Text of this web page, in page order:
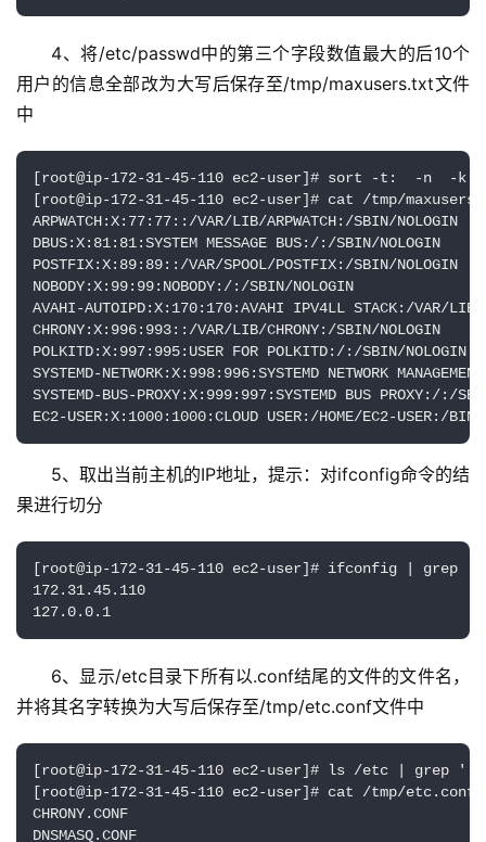
4、将/etc/passwd中的第三个字段数值最大的后10个
用户的信息全部改为大写后保存至/tmp/maxusers.txt文件
中
[root@ip-172-31-45-110 ec2-user]# sort -t:  -n  -
[root@ip-172-31-45-110 ec2-user]# cat /tmp/
ARPWATCH:X:77:77::/VAR/LIB/ARPWATCH:/SBIN/NOLOGIN
DBUS:X:81:81:SYSTEM MESSAGE BUS:/:/SBIN/NOLOGIN
POSTFIX:X:89:89::/VAR/SPOOL/POSTFIX:/SBIN/NOLOGIN
NOBODY:X:99:99:NOBODY:/:/SBIN/NOLOGIN
AVAHI-AUTOIPD:X:170:170:AVAHI IPV4LL STACK:/VAR/LIB/
CHRONY:X:996:993::/VAR/LIB/CHRONY:/SBIN/NOLOGIN
POLKITD:X:997:995:USER FOR POLKITD:/:/SBIN/NOLOGIN
SYSTEMD-NETWORK:X:998:996:SYSTEMD NETWORK
SYSTEMD-BUS-PROXY:X:999:997:SYSTEMD BUS PROXY:/:/
EC2-USER:X:1000:1000:CLOUD USER:/HOME/EC2-USER:/BIN/
5、取出当前主机的IP地址，提示：对ifconfig命令的结
果进行切分
[root@ip-172-31-45-110 ec2-user]# ifconfig | grep
172.31.45.110
127.0.0.1
6、显示/etc目录下所有以.conf结尾的文件的文件名，
并将其名字转换为大写后保存至/tmp/etc.conf文件中
[root@ip-172-31-45-110 ec2-user]# ls /etc | grep
[root@ip-172-31-45-110 ec2-user]# cat /tmp/etc.conf
CHRONY.CONF
DNSMASQ.CONF